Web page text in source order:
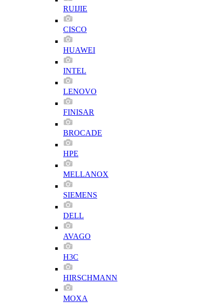
RUIJIE
CISCO
HUAWEI
INTEL
LENOVO
FINISAR
BROCADE
HPE
MELLANOX
SIEMENS
DELL
AVAGO
H3C
HIRSCHMANN
MOXA